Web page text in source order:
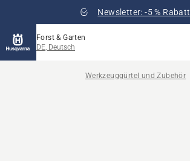
Newsletter: -5 % Rabatt
Forst & Garten
DE, Deutsch
Werkzeuggürtel und Zubehör